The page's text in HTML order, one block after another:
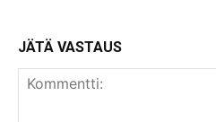
JÄTÄ VASTAUS